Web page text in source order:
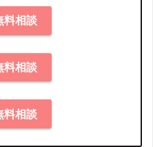
料相談
料相談
料相談